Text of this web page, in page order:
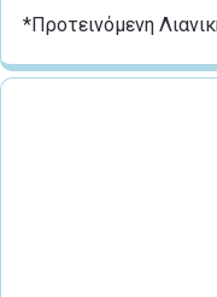
*Προτεινόμενη